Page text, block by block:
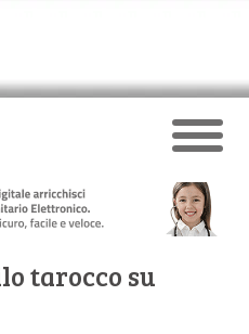
tarocco su